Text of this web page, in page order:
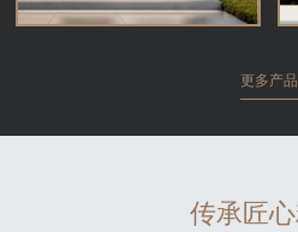
更多产品
传承匠